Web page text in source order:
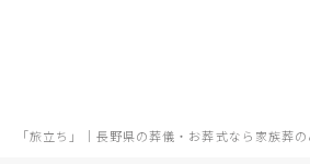
「旅立ち」｜長野県の葬儀・お葬式なら家族葬の